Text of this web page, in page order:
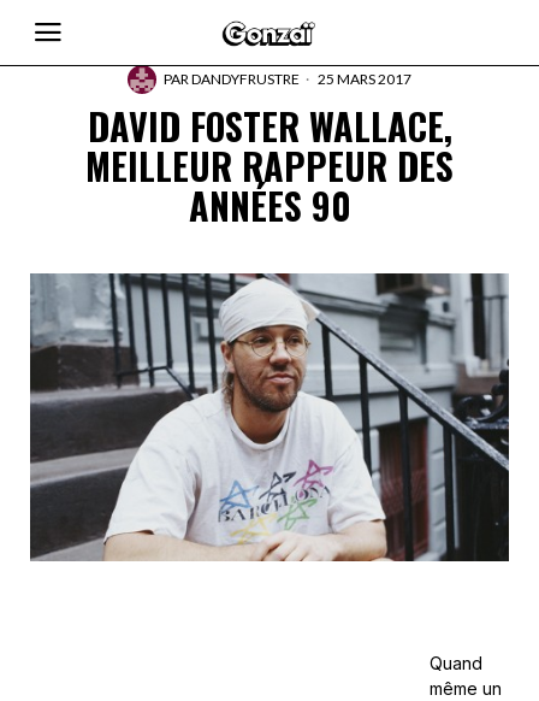
PARDANDYFRUSTRE 25 MARS 2017
DAVID FOSTER WALLACE,
MEILLEUR RAPPEUR DES
ANNÉES 90
Quand
même un